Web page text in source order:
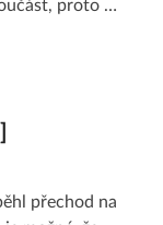
proto …
přechod na